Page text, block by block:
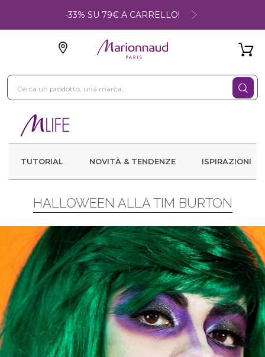
-33% SU 79€ A CARRELLO!
TUTORIAL NOVITÀ & TENDENZE ISPIRAZIONI
HALLOWEEN ALLA TIM BURTON